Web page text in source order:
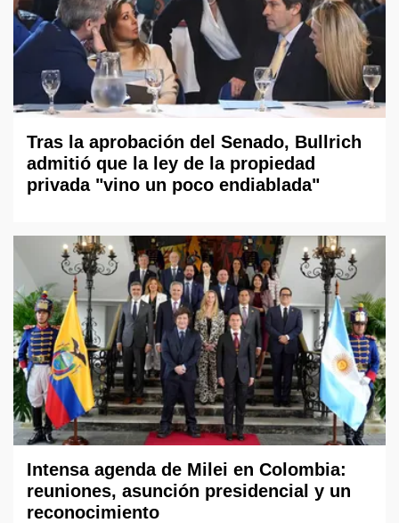
Tras la aprobación del Senado, Bullrich
admitió que la ley de la propiedad
privada "vino un poco endiablada"
Intensa agenda de Milei en Colombia:
reuniones, asunción presidencial y un
reconocimiento